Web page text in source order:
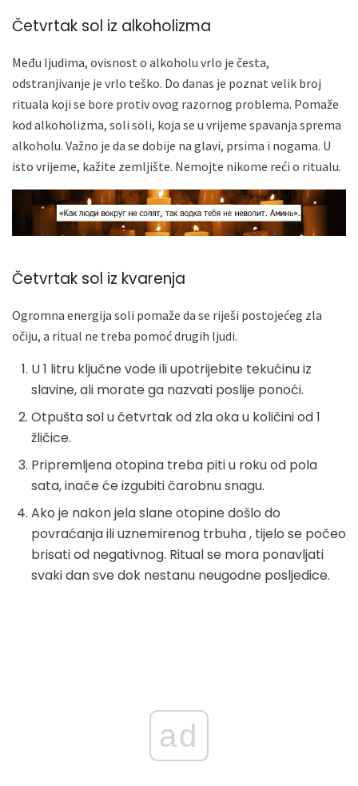
Četvrtak sol iz alkoholizma
Među ljudima, ovisnost o alkoholu vrlo je česta,
odstranjivanje je vrlo teško. Do danas je poznat velik broj
rituala koji se bore protiv ovog razornog problema. Pomaže
kod alkoholizma, soli soli, koja se u vrijeme spavanja sprema
alkoholu. Važno je da se dobije na glavi, prsima i nogama. U
isto vrijeme, kažite zemljište. Nemojte nikome reći o ritualu.
Četvrtak sol iz kvarenja
Ogromna energija soli pomaže da se riješi postojećeg zla
očiju, a ritual ne treba pomoć drugih ljudi.
U 1 litru ključne vode ili upotrijebite tekućinu iz
slavine, ali morate ga nazvati poslije ponoći.
Otpušta sol u četvrtak od zla oka u količini od 1
žličice.
Pripremljena otopina treba piti u roku od pola
sata, inače će izgubiti čarobnu snagu.
Ako je nakon jela slane otopine došlo do
povraćanja ili uznemirenog trbuha , tijelo se počeo
brisati od negativnog. Ritual se mora ponavljati
svaki dan sve dok nestanu neugodne posljedice.
ad